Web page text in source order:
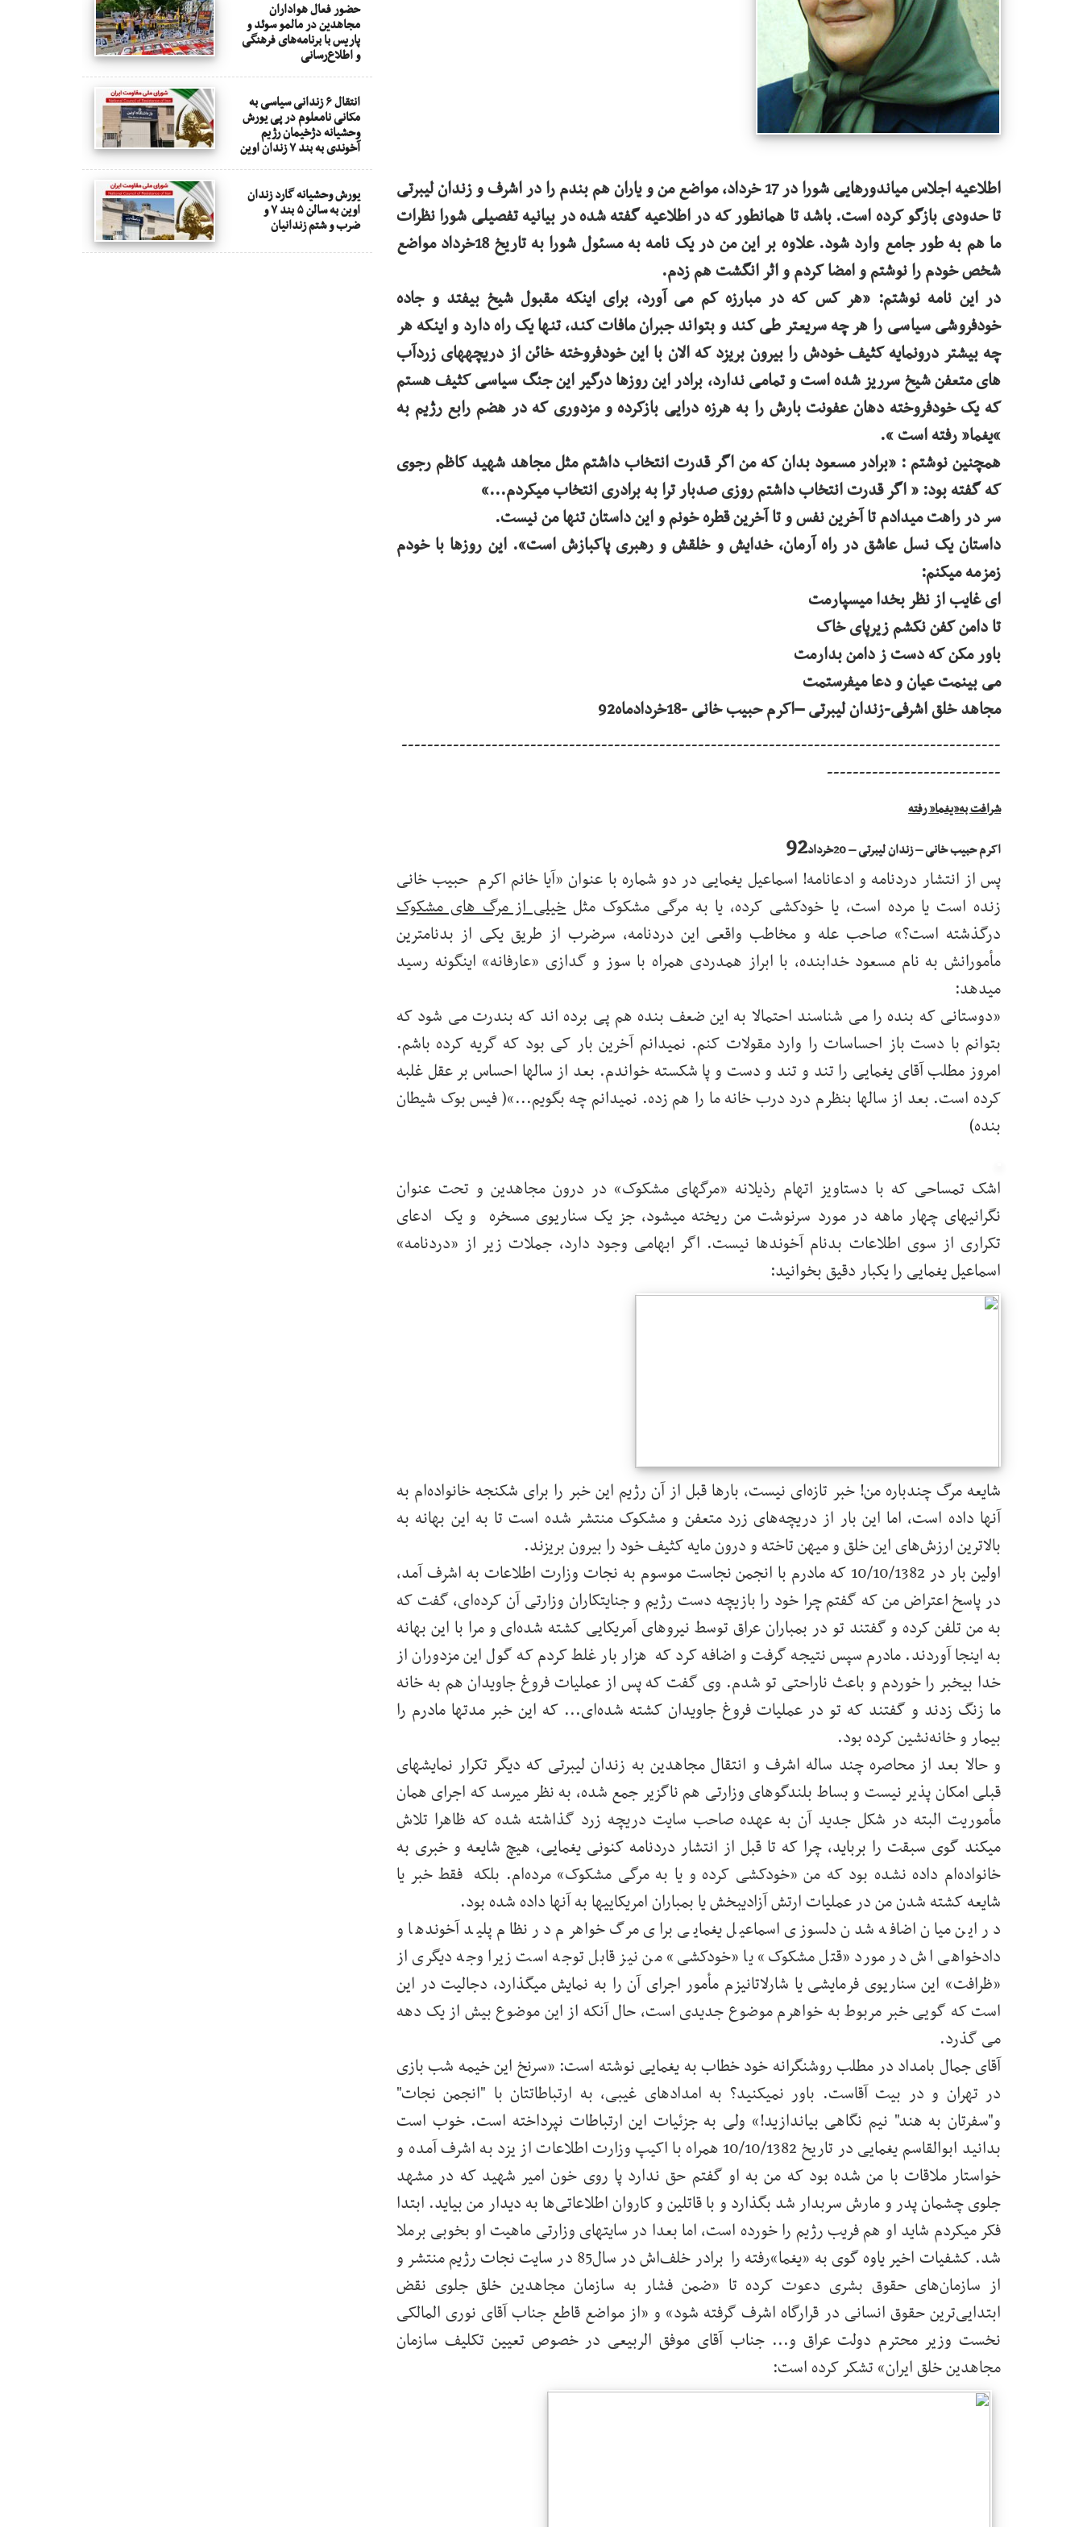
اطلاعیه اجلاس میاندورهایی شورا در 17 خرداد، مواضع من و یاران هم بندم را در اشرف و زندان لیبرتی
تا حدودی بازگو کرده است. باشد تا همانطور که در اطلاعیه گفته شده در بیانیه تفصیلی شورا نظرات
ما هم به طور جامع وارد شود. علاوه بر این من در یک نامه به مسئول شورا به تاریخ 18خرداد مواضع
شخص خودم را نوشتم و امضا کردم و اثر انگشت هم زدم.
در این نامه نوشتم: «هر کس که در مبارزه کم می آورد، برای اینکه مقبول شیخ بیفتد و جاده
خودفروشی سیاسی را هر چه سریعتر طی کند و بتواند جبران مافات کند، تنها یک راه دارد و اینکه هر
چه بیشتر درونمایه کثیف خودش را بیرون بریزد که الان با این خودفروخته خائن از دریچههای زردآب
های متعفن شیخ سرریز شده است و تمامی ندارد، برادر این روزها درگیر این جنگ سیاسی کثیف هستم
که یک خودفروخته دهان عفونت بارش را به هرزه درایی بازکرده و مزدوری که در هضم رابع رژیم به
“یغما” رفته است ».
همچنین نوشتم : «برادر مسعود بدان که من اگر قدرت انتخاب داشتم مثل مجاهد شهید کاظم رجوی
که گفته بود: ” اگر قدرت انتخاب داشتم روزی صدبار ترا به برادری انتخاب میکردم...“
سر در راهت میدادم تا آخرین نفس و تا آخرین قطره خونم و این داستان تنها من نیست.
داستان یک نسل عاشق در راه آرمان، خدایش و خلقش و رهبری پاکبازش است». این روزها با خودم
زمزمه میکنم:
ای غایب از نظر بخدا میسپارمت
تا دامن کفن نکشم زیرپای خاک
باور مکن که دست ز دامن بدارمت
می بینمت عیان و دعا میفرستمت
مجاهد خلق اشرفی-زندان لیبرتی –اکرم حبیب خانی -18خردادماه92
---------------------------------------------------------------------------------------------
---------------------------
شرافت به”یغما” رفته
اکرم حبیب خانی – زندان لیبرتی – 20خرداد
92
پس از انتشار دردنامه و ادعانامه! اسماعیل یغمایی در دو شماره با عنوان «آیا خانم اکرم حبیب خانی
زنده است یا مرده است، یا خودکشی کرده، یا به مرگی مشکوک مثلخیلی از مرگ های مشکوک
درگذشته است؟» صاحب عله و مخاطب واقعی این دردنامه، سرضرب از طریق یکی از بدنامترین
مأمورانش به نام مسعود خدابنده، با ابراز همدردی همراه با سوز و گدازی «عارفانه» اینگونه رسید
میدهد:
«دوستانی که بنده را می شناسند احتمالا به این ضعف بنده هم پی برده اند که بندرت می شود که
بتوانم با دست باز احساسات را وارد مقولات کنم. نمیدانم آخرین بار کی بود که گریه کرده باشم.
امروز مطلب آقای یغمایی را تند و تند و دست و پا شکسته خواندم. بعد از سالها احساس بر عقل غلبه
کرده است. بعد از سالها بنظرم درد درب خانه ما را هم زده. نمیدانم چه بگویم...»( فیس بوک شیطان
بنده)
اشک تمساحی که با دستاویز اتهام رذیلانه «مرگهای مشکوک» در درون مجاهدین و تحت عنوان
نگرانیهای چهار ماهه در مورد سرنوشت من ریخته میشود، جز یک سناریوی مسخره و یک ادعای
تکراری از سوی اطلاعات بدنام آخوندها نیست. اگر ابهامی وجود دارد، جملات زیر از «دردنامه»
اسماعیل یغمایی را یکبار دقیق بخوانید:
شایعه مرگ چندباره من! خبر تازه‌ای نیست، بارها قبل از آن رژیم این خبر را برای شکنجه خانواده‌ام به
آنها داده‌ است، اما این بار از دریچه‌های زرد متعفن و مشکوک منتشر شده است تا به این بهانه به
بالاترین ارزش‌های این خلق و میهن تاخته و درون مایه کثیف خود را بیرون بریزند.
اولین بار در 10/10/1382 که مادرم با انجمن نجاست موسوم به نجات وزارت اطلاعات به اشرف آمد،
در پاسخ اعتراض من که گفتم چرا خود را بازیچه دست رژیم و جنایتکاران وزارتی آن کرده‌ای، گفت که
به من تلفن کرده و گفتند تو در بمباران عراق توسط نیروهای آمریکایی کشته شده‌ای و مرا با این بهانه
به اینجا آوردند. مادرم سپس نتیجه گرفت و اضافه کرد که هزار بار غلط کردم که گول این مزدوران از
خدا بیخبر را خوردم و باعث ناراحتی تو شدم. وی گفت که پس از عملیات فروغ جاویدان هم به خانه
ما زنگ زدند و گفتند که تو در عملیات فروغ جاویدان کشته شده‌ای... که این خبر مدتها مادرم را
بیمار و خانه‌نشین کرده بود.
و حالا بعد از محاصره چند ساله اشرف و انتقال مجاهدین به زندان لیبرتی که دیگر تکرار نمایشهای
قبلی امکان پذیر نیست و بساط بلندگوهای وزارتی هم ناگزیر جمع شده، به نظر میرسد که اجرای همان
مأموریت البته در شکل جدید آن به عهده صاحب سایت دریچه زرد گذاشته شده که ظاهرا تلاش
میکند گوی سبقت را برباید، چرا که تا قبل از انتشار دردنامه کنونی یغمایی، هیچ شایعه و خبری به
خانواده‌ام داده نشده بود که من «خودکشی کرده و یا به مرگی مشکوک» مرده‌ام. بلکه فقط خبر یا
شایعه کشته شدن من در عملیات ارتش آزادیبخش یا بمباران امریکاییها به آنها داده شده بود.
در این میان اضافه شدن دلسوزی اسماعیل یغمایی برای مرگ خواهرم در نظام پلید آخوندها و
دادخواهی اش در مورد «قتل مشکوک» یا «خودکشی» من نیز قابل توجه است زیرا وجه دیگری از
«ظرافت» این سناریوی فرمایشی یا شارلاتانیزم مأمور اجرای آن را به نمایش میگذارد، دجالیت در این
است که گویی خبر مربوط به خواهرم موضوع جدیدی است، حال آنکه از این موضوع بیش از یک دهه
می گذرد.
آقای جمال بامداد در مطلب روشنگرانه خود خطاب به یغمایی نوشته است: «سرنخ این خیمه شب بازی
در تهران و در بیت آقاست. باور نمیکنید؟ به امدادهای غیبی، به ارتباطاتتان با "انجمن نجات"
و"سفرتان به هند" نیم نگاهی بیاندازید!» ولی به جزئیات این ارتباطات نپرداخته است. خوب است
بدانید ابوالقاسم یغمایی در تاریخ 10/10/1382 همراه با اکیپ وزارت اطلاعات از یزد به اشرف آمده و
خواستار ملاقات با من شده بود که من به او گفتم حق ندارد پا روی خون امیر شهید که در مشهد
جلوی چشمان پدر و مارش سربدار شد بگذارد و با قاتلین و کاروان اطلاعاتی‌ها به دیدار من بیاید. ابتدا
فکر میکردم شاید او هم فریب رژیم را خورده است، اما بعدا در سایتهای وزارتی ماهیت او بخوبی برملا
شد. کشفیات اخیر یاوه گوی به «یغما»رفته را برادر خلف‌اش در سال85 در سایت نجات رژیم منتشر و
از سازمان‌های حقوق بشری دعوت کرده‌ تا «ضمن فشار به سازمان مجاهدین خلق جلوی نقض
ابتدایی‌ترین حقوق انسانی در قرارگاه اشرف گرفته شود» و «از مواضع قاطع جناب آقای نوری المالکی
نخست وزیر محترم دولت عراق و... جناب آقای موفق الربیعی در خصوص تعیین تکلیف سازمان
مجاهدین خلق ایران» تشکر کرده است:
حضور فعال هواداران
مجاهدین در مالمو سوئد و
پاریس با برنامه‌های فرهنگی
و اطلاع‌رسانی
انتقال ۶ زندانی سیاسی به
مکانی نامعلوم در پی یورش
وحشیانه دژخیمان رژیم
آخوندی به بند ۷ زندان اوین
یورش وحشیانه گارد زندان
اوین به سالن ۵ بند ۷ و
ضرب و شتم زندانیان